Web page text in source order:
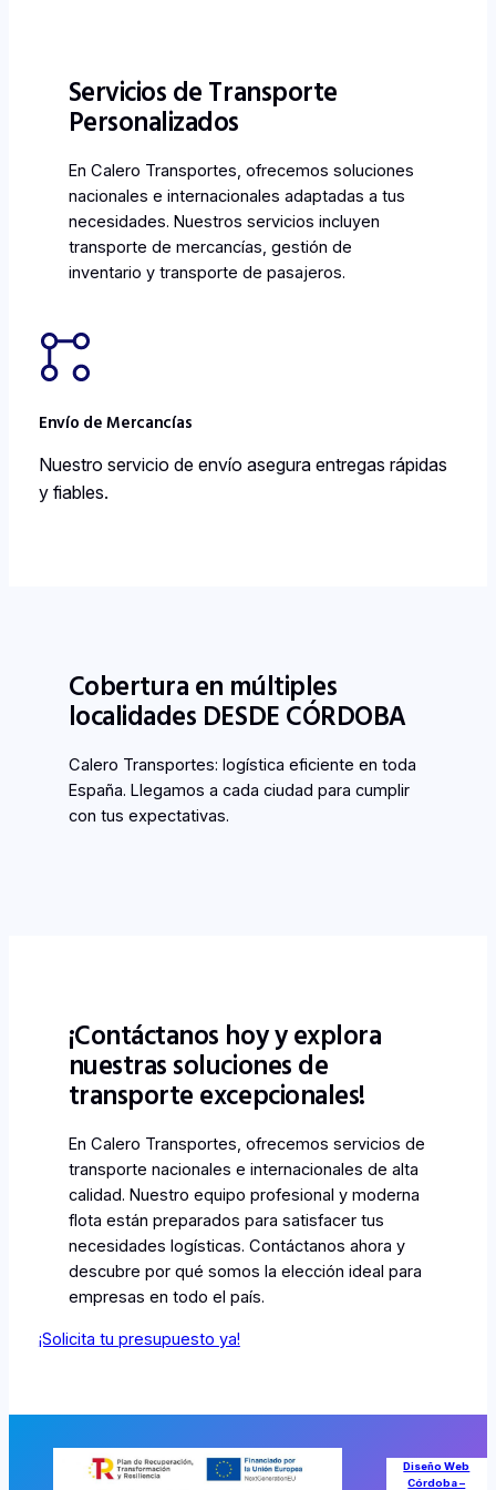
Servicios de Transporte
Personalizados
En Calero Transportes, ofrecemos soluciones
nacionales e internacionales adaptadas a tus
necesidades. Nuestros servicios incluyen
transporte de mercancías, gestión de
inventario y transporte de pasajeros.
Envío de Mercancías
Nuestro servicio de envío asegura entregas rápidas
y fiables.
Cobertura en múltiples
localidades DESDE CÓRDOBA
Calero Transportes: logística eficiente en toda
España. Llegamos a cada ciudad para cumplir
con tus expectativas.
¡Contáctanos hoy y explora
nuestras soluciones de
transporte excepcionales!
En Calero Transportes, ofrecemos servicios de
transporte nacionales e internacionales de alta
calidad. Nuestro equipo profesional y moderna
flota están preparados para satisfacer tus
necesidades logísticas. Contáctanos ahora y
descubre por qué somos la elección ideal para
empresas en todo el país.
¡Solicita tu presupuesto ya!
Diseño Web
Córdoba –